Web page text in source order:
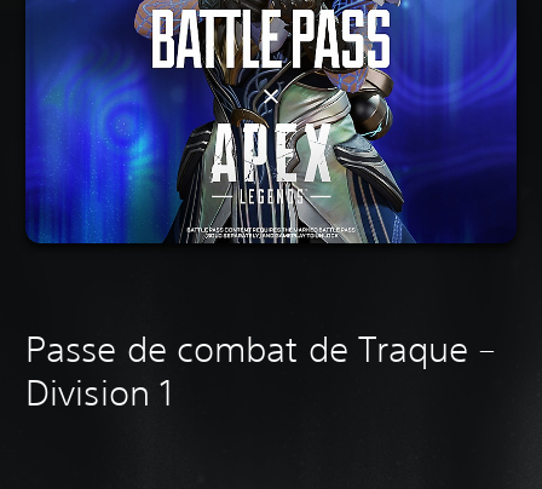
Passe de combat de Traque –
Division 1